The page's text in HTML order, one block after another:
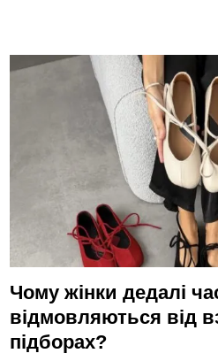
Чому жінки дедалі
відмовляються від
підборах?